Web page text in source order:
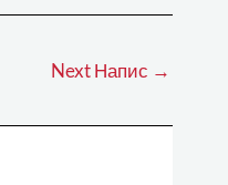
Next Напис →